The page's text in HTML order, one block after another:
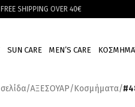
OVER 40€
SUN CARE MEN’S CARE
/ΑΞΕΣΟΥΑΡ/Κοσμήματα/